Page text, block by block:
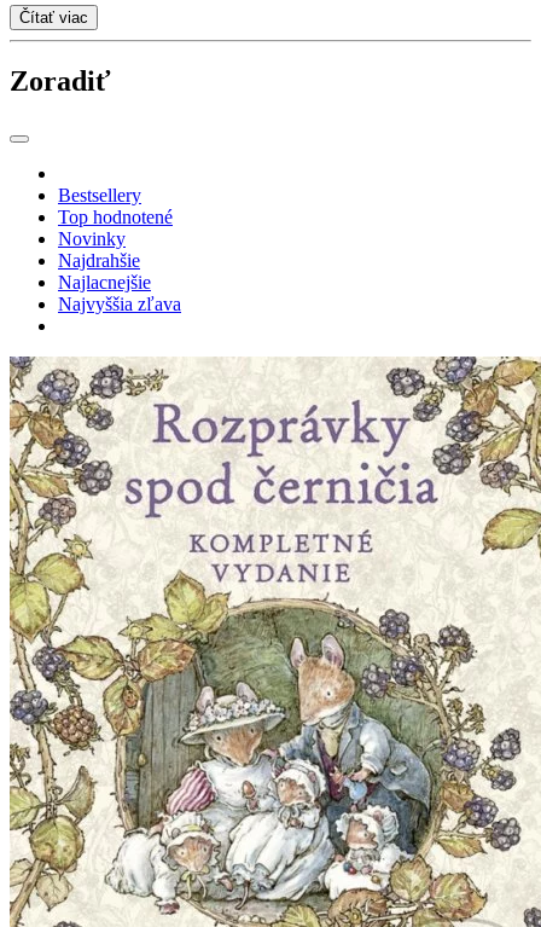
Čítať viac
Zoradiť
Bestsellery
Top hodnotené
Novinky
Najdrahšie
Najlacnejšie
Najvyššia zľava